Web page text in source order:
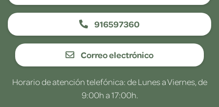
916597360
Correo electrónico
Horario de atención telefónica: de Lunes a Viernes, de
9:00h a 17:00h.